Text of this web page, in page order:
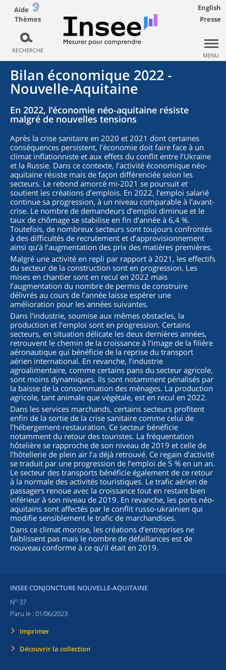
Aide
Thèmes
RECHERCHE
English
Presse
MENU
Bilan économique 2022 -
Nouvelle-Aquitaine
En 2022, l’économie néo-aquitaine résiste
malgré de nouvelles tensions
Après la crise sanitaire en 2020 et 2021 dont certaines
conséquences persistent, l’économie doit faire face à un
climat inflationniste et aux effets du conflit entre l’Ukraine
et la Russie. Dans ce contexte, l’activité économique néo-
aquitaine résiste mais de façon différenciée selon les
secteurs. Le rebond amorcé mi-2021 se poursuit et
soutient les créations d’emplois. En 2022, l’emploi salarié
continue sa progression, à un niveau comparable à l’avant-
crise. Le nombre de demandeurs d’emploi diminue et le
taux de chômage se stabilise en fin d’année à 6,4 %.
Toutefois, de nombreux secteurs sont toujours confrontés
à des difficultés de recrutement et d’approvisionnement
ainsi qu’à l’augmentation des prix des matières premières.
Malgré une activité en repli par rapport à 2021, les effectifs
du secteur de la construction sont en progression. Les
mises en chantier sont en recul en 2022 mais
l’augmentation du nombre de permis de construire
délivrés au cours de l’année laisse espérer une
amélioration pour les années suivantes.
Dans l’industrie, soumise aux mêmes obstacles, la
production et l’emploi sont en progression. Certains
secteurs, en situation délicate les deux dernières années,
retrouvent le chemin de la croissance à l’image de la filière
aéronautique qui bénéficie de la reprise du transport
aérien international. En revanche, l’industrie
agroalimentaire, comme certains pans du secteur agricole,
sont moins dynamiques. Ils sont notamment pénalisés par
la baisse de la consommation des ménages. La production
agricole, tant animale que végétale, est en recul en 2022.
Dans les services marchands, certains secteurs profitent
enfin de la sortie de la crise sanitaire comme celui de
l’hébergement-restauration. Ce secteur bénéficie
notamment du retour des touristes. La fréquentation
hôtelière se rapproche de son niveau de 2019 et celle de
l’hôtellerie de plein air l’a déjà retrouvé. Ce regain d’activité
se traduit par une progression de l’emploi de 5 % en un an.
Le secteur des transports bénéficie également de ce retour
à la normale des activités touristiques. Le trafic aérien de
passagers renoue avec la croissance tout en restant bien
inférieur à son niveau de 2019. En revanche, les ports néo-
aquitains sont affectés par le conflit russo-ukrainien qui
modifie sensiblement le trafic de marchandises.
Dans ce climat morose, les créations d’entreprises ne
faiblissent pas mais le nombre de défaillances est de
nouveau conforme à ce qu’il était en 2019.
INSEE CONJONCTURE NOUVELLE-AQUITAINE
No 37
Paru le : 01/06/2023
Imprimer
Découvrir la collection